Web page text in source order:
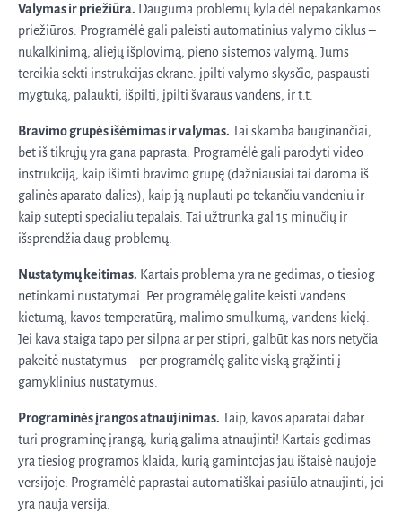
Valymas ir priežiūra. Dauguma problemų kyla dėl nepakankamos
priežiūros. Programėlė gali paleisti automatinius valymo ciklus –
nukalkinimą, aliejų išplovimą, pieno sistemos valymą. Jums
tereikia sekti instrukcijas ekrane: įpilti valymo skysčio, paspausti
mygtuką, palaukti, išpilti, įpilti švaraus vandens, ir t.t.
Bravimo grupės išėmimas ir valymas. Tai skamba bauginančiai,
bet iš tikrųjų yra gana paprasta. Programėlė gali parodyti video
instrukciją, kaip išimti bravimo grupę (dažniausiai tai daroma iš
galinės aparato dalies), kaip ją nuplauti po tekančiu vandeniu ir
kaip sutepti specialiu tepalais. Tai užtrunka gal 15 minučių ir
išsprendžia daug problemų.
Nustatymų keitimas. Kartais problema yra ne gedimas, o tiesiog
netinkami nustatymai. Per programėlę galite keisti vandens
kietumą, kavos temperatūrą, malimo smulkumą, vandens kiekį.
Jei kava staiga tapo per silpna ar per stipri, galbūt kas nors netyčia
pakeitė nustatymus – per programėlę galite viską grąžinti į
gamyklinius nustatymus.
Programinės įrangos atnaujinimas. Taip, kavos aparatai dabar
turi programinę įrangą, kurią galima atnaujinti! Kartais gedimas
yra tiesiog programos klaida, kurią gamintojas jau ištaisė naujoje
versijoje. Programėlė paprastai automatiškai pasiūlo atnaujinti, jei
yra nauja versija.